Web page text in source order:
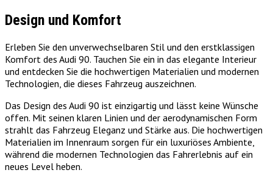
Design und Komfort
Erleben Sie den unverwechselbaren Stil und den erstklassigen
Komfort des Audi 90. Tauchen Sie ein in das elegante Interieur
und entdecken Sie die hochwertigen Materialien und modernen
Technologien, die dieses Fahrzeug auszeichnen.
Das Design des Audi 90 ist einzigartig und lässt keine Wünsche
offen. Mit seinen klaren Linien und der aerodynamischen Form
strahlt das Fahrzeug Eleganz und Stärke aus. Die hochwertigen
Materialien im Innenraum sorgen für ein luxuriöses Ambiente,
während die modernen Technologien das Fahrerlebnis auf ein
neues Level heben.